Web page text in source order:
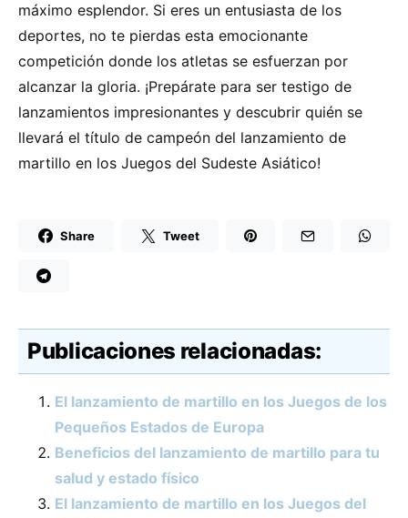
máximo esplendor. Si eres un entusiasta de los
deportes, no te pierdas esta emocionante
competición donde los atletas se esfuerzan por
alcanzar la gloria. ¡Prepárate para ser testigo de
lanzamientos impresionantes y descubrir quién se
llevará el título de campeón del lanzamiento de
martillo en los Juegos del Sudeste Asiático!
Share Tweet
Publicaciones relacionadas:
El lanzamiento de martillo en los Juegos de los
Pequeños Estados de Europa
Beneficios del lanzamiento de martillo para tu
salud y estado físico
El lanzamiento de martillo en los Juegos del